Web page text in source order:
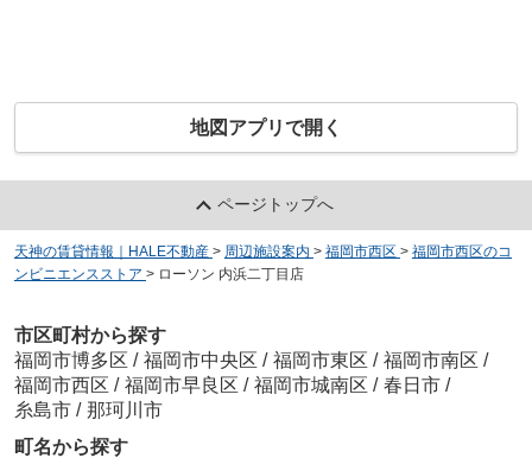
地図アプリで開く
ページトップへ
天神の賃貸情報｜HALE不動産 > 周辺施設案内 > 福岡市西区 > 福岡市西区のコ
ンビニエンスストア > ローソン 内浜二丁目店
市区町村から探す
福岡市博多区 / 福岡市中央区 / 福岡市東区 / 福岡市南区 /
福岡市西区 / 福岡市早良区 / 福岡市城南区 / 春日市 /
糸島市 / 那珂川市
町名から探す